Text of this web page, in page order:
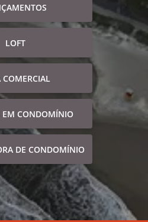
LOFT
COMERCIAL
EM CONDOMÍNIO
DE CONDOMÍNIO